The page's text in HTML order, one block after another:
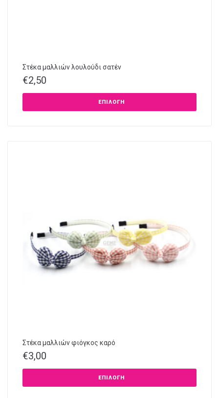
Στέκα μαλλιών λουλούδι σατέν
€2,50
ΕΠΙΛΟΓΉ
Στέκα μαλλιών φιόγκος καρό
€3,00
ΕΠΙΛΟΓΉ